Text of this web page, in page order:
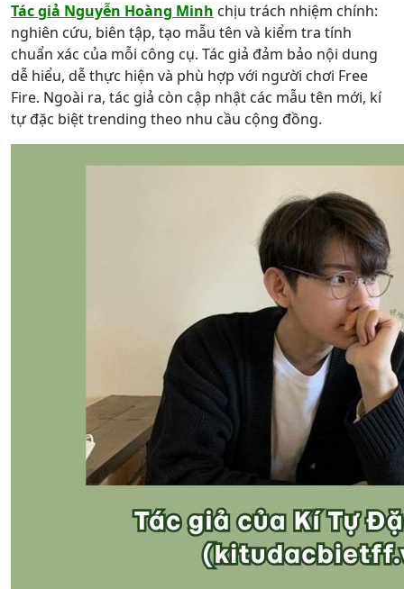
Tác giả Nguyễn Hoàng Minh chịu trách nhiệm chính:
nghiên cứu, biên tập, tạo mẫu tên và kiểm tra tính
chuẩn xác của mỗi công cụ. Tác giả đảm bảo nội dung
dễ hiểu, dễ thực hiện và phù hợp với người chơi Free
Fire. Ngoài ra, tác giả còn cập nhật các mẫu tên mới, kí
tự đặc biệt trending theo nhu cầu cộng đồng.